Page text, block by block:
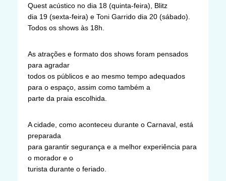
Quest acústico no dia 18 (quinta-feira), Blitz
dia 19 (sexta-feira) e Toni Garrido dia 20 (sábado).
Todos os shows às 18h.
As atrações e formato dos shows foram pensados
para agradar
todos os públicos e ao mesmo tempo adequados
para o espaço, assim como também a
parte da praia escolhida.
A cidade, como aconteceu durante o Carnaval, está
preparada
para garantir segurança e a melhor experiência para
o morador e o
turista durante o feriado.